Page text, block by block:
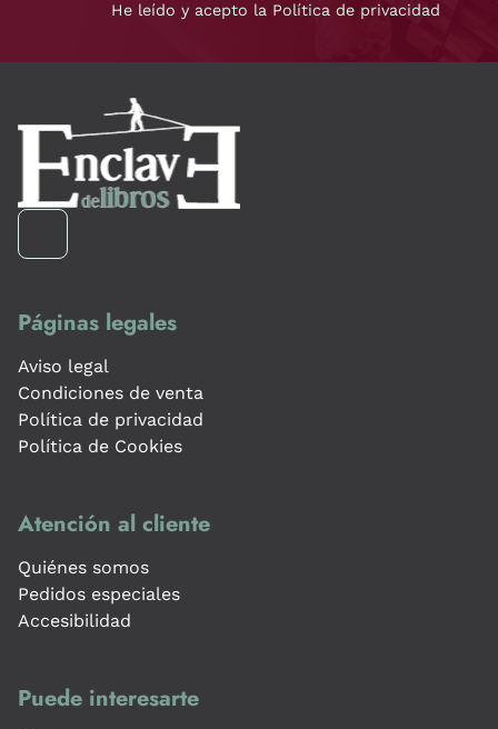
He leído y acepto la Política de privacidad
Páginas legales
Aviso legal
Condiciones de venta
Política de privacidad
Política de Cookies
Atención al cliente
Quiénes somos
Pedidos especiales
Accesibilidad
Puede interesarte